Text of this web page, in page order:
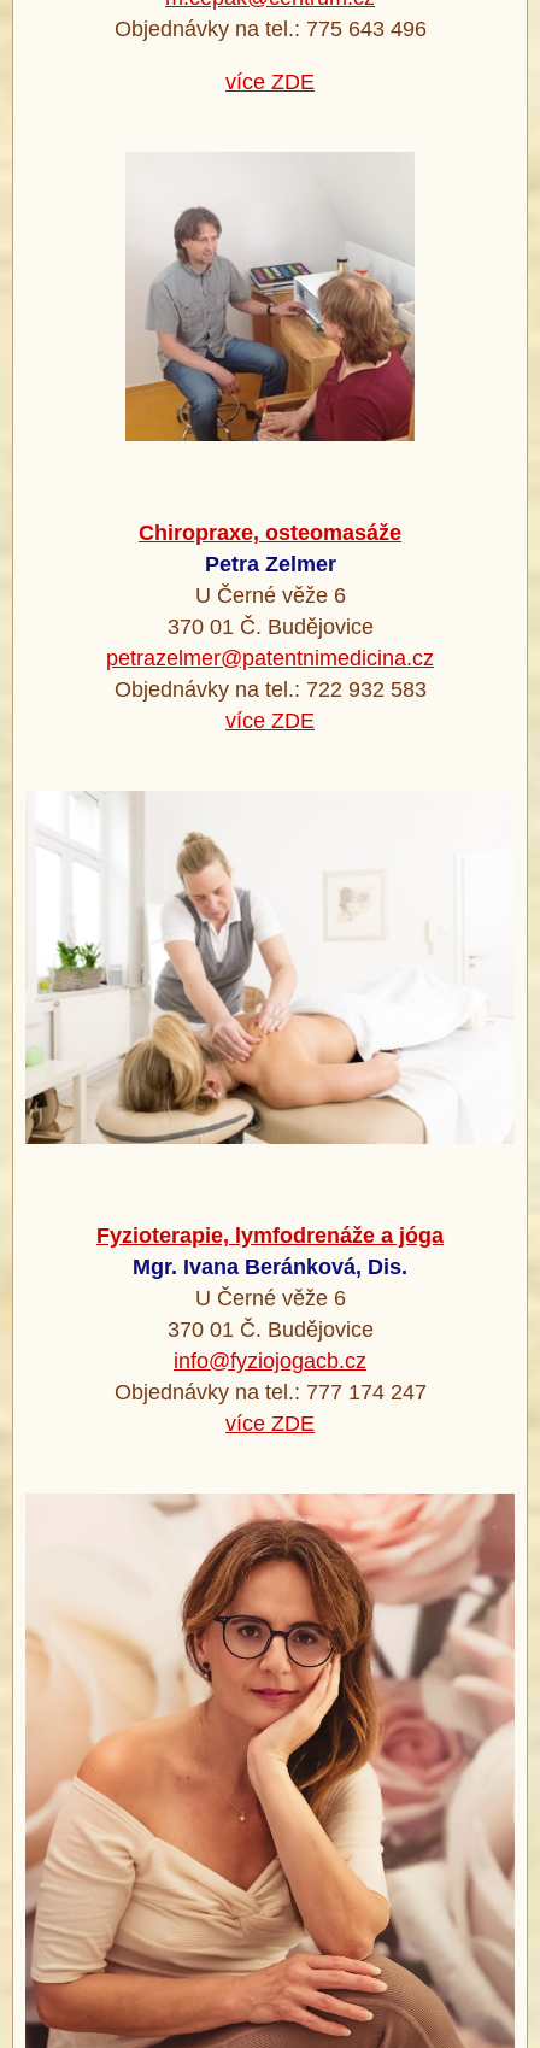
Objednávky na tel.: 775 643 496
více ZDE
Chiropraxe, osteomasáže
Petra Zelmer
U Černé věže 6
370 01 Č. Budějovice
petrazelmer@patentnimedicina.cz
Objednávky na tel.: 722 932 583
více ZDE
Fyzioterapie, lymfodrenáže a jóga
Mgr. Ivana Beránková, Dis.
U Černé věže 6
370 01 Č. Budějovice
info@fyziojogacb.cz
Objednávky na tel.: 777 174 247
více ZDE